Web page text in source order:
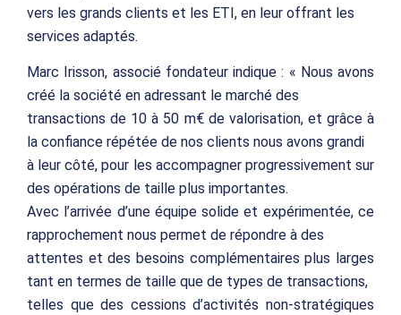
vers les grands clients et les ETI, en leur offrant les
services adaptés.
Marc Irisson, associé fondateur indique : « Nous avons
créé la société en adressant le marché des
transactions de 10 à 50 m€ de valorisation, et grâce à
la confiance répétée de nos clients nous avons grandi
à leur côté, pour les accompagner progressivement sur
des opérations de taille plus importantes.
Avec l’arrivée d’une équipe solide et expérimentée, ce
rapprochement nous permet de répondre à des
attentes et des besoins complémentaires plus larges
tant en termes de taille que de types de transactions,
telles que des cessions d’activités non-stratégiques